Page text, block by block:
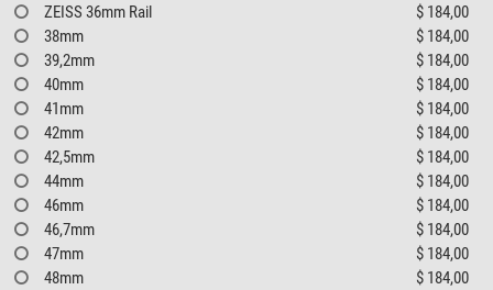
ZEISS 36mm Rail
$ 184,00
38mm
$ 184,00
39,2mm
$ 184,00
40mm
$ 184,00
41mm
$ 184,00
42mm
$ 184,00
42,5mm
$ 184,00
44mm
$ 184,00
46mm
$ 184,00
46,7mm
$ 184,00
47mm
$ 184,00
48mm
$ 184,00